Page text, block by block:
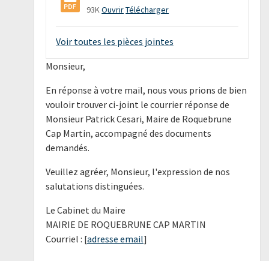
93KOuvrirTélécharger
Voir toutes les pièces jointes
Monsieur,
En réponse à votre mail, nous vous prions de bien
vouloir trouver ci-joint le courrier réponse de
Monsieur Patrick Cesari, Maire de Roquebrune
Cap Martin, accompagné des documents
demandés.
Veuillez agréer, Monsieur, l'expression de nos
salutations distinguées.
Le Cabinet du Maire
MAIRIE DE ROQUEBRUNE CAP MARTIN
Courriel : [adresse email]